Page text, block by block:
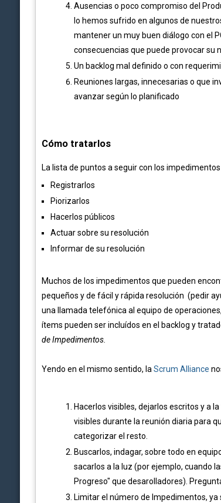
Ausencias o poco compromiso del
lo hemos sufrido en algunos de
mantener un muy buen diálogo con el
consecuencias que puede provocar su
Un backlog mal definido o con
Reuniones largas, innecesarias o que
avanzar según lo planificado
Cómo tratarlos
La lista de puntos a seguir con los
Registrarlos
Piorizarlos
Hacerlos públicos
Actuar sobre su resolución
Informar de su resolución
Muchos de los impedimentos que pueden
pequeños y de fácil y rápida resolución (pedir
una llamada telefónica al equipo de
ítems pueden ser incluídos en el backlog y
de Impedimentos.
Yendo en el mismo sentido, laScrum Alliance
Hacerlos visibles, dejarlos escritos y a
visibles durante la reunión diaria para
categorizar el resto.
Buscarlos, indagar, sobre todo en
sacarlos a la luz (por ejemplo, cuando
Progreso" que desarolladores).
Limitar el número de Impedimentos, ya